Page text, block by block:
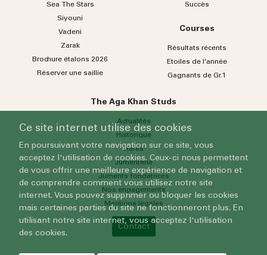
Sea TheStars
Siyouni
Vadeni
Zarak
Brochure étalons 2026
Réserver une saillie
Succès
Courses
Résultats récents
Etoiles de l’année
Gagnants de Gr.1
The Aga Khan Studs
Actualités
Historique
Haras
Jumenterie
Juments fondatrices
Nos engagements
Mentions légales
Contact
Ce site internet utilise des cookies
En poursuivant votre navigation sur ce site, vous
acceptez l'utilisation de cookies. Ceux-ci nous permettent
de vous offrir une meilleure expérience de navigation et
de comprendre comment vous utilisez notre site
internet. Vous pouvez supprimer ou bloquer les cookies
mais certaines parties du site ne fonctionneront plus. En
utilisant notre site internet, vous acceptez l'utilisation
des cookies.